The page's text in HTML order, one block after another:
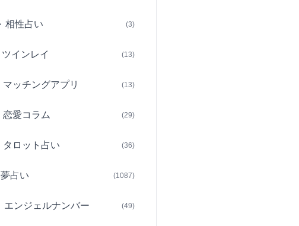
相性占い (3)
ツインレイ (13)
マッチングアプリ (13)
恋愛コラム (29)
タロット占い (36)
夢占い (1087)
エンジェルナンバー (49)